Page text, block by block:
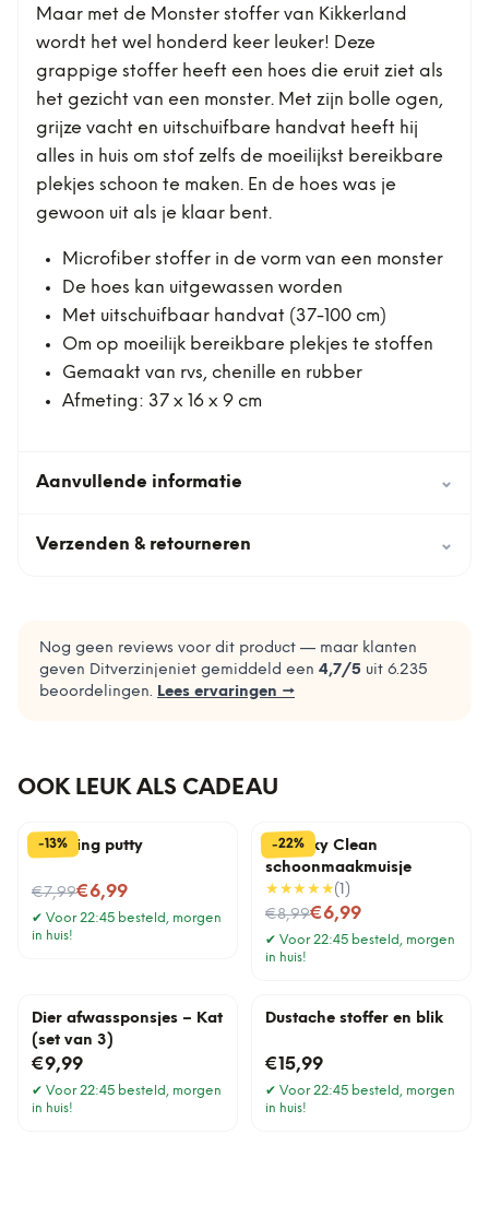
Maar met de Monster stoffer van Kikkerland
wordt het wel honderd keer leuker! Deze
grappige stoffer heeft een hoes die eruit ziet als
het gezicht van een monster. Met zijn bolle ogen,
grijze vacht en uitschuifbare handvat heeft hij
alles in huis om stof zelfs de moeilijkst bereikbare
plekjes schoon te maken. En de hoes was je
gewoon uit als je klaar bent.
Microfiber stoffer in de vorm van een monster
De hoes kan uitgewassen worden
Met uitschuifbaar handvat (37-100 cm)
Om op moeilijk bereikbare plekjes te stoffen
Gemaakt van rvs, chenille en rubber
Afmeting: 37 x 16 x 9 cm
Aanvullende informatie ⌄
Verzenden & retourneren ⌄
Nog geen reviews voor dit product — maar klanten
geven Ditverzinjeniet gemiddeld een 4,7/5 uit 6.235
beoordelingen. Lees ervaringen →
OOK LEUK ALS CADEAU
-13%
Cleaning putty
€7,99
Nu voor€6,99
✔ Voor 22:45 besteld, morgen
in huis!
-22%
Squeaky Clean
schoonmaakmuisje
★★★★★( 1 )
€8,99
Nu voor€6,99
✔ Voor 22:45 besteld, morgen
in huis!
Dier afwassponsjes – Kat
(set van 3)
€9,99
✔ Voor 22:45 besteld, morgen
in huis!
Dustache stoffer en blik
€15,99
✔ Voor 22:45 besteld, morgen
in huis!